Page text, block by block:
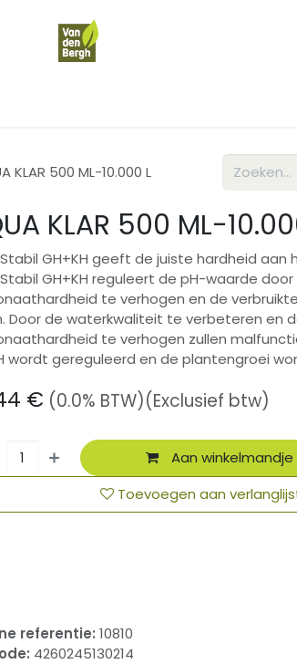
KLAR 500 ML-10.000 L
KLAR 500 ML-
GH+KH geeft de juiste hardheid aan
GH+KH reguleert de pH-waarde door
te verhogen en de
Door de waterkwaliteit te verbeteren en
te verhogen zullen
wordt gereguleerd en de plantengroei
€ (0.0% BTW)(Exclusief btw)
Aan
Toevoegen aan
referentie: 10810
4260245130214